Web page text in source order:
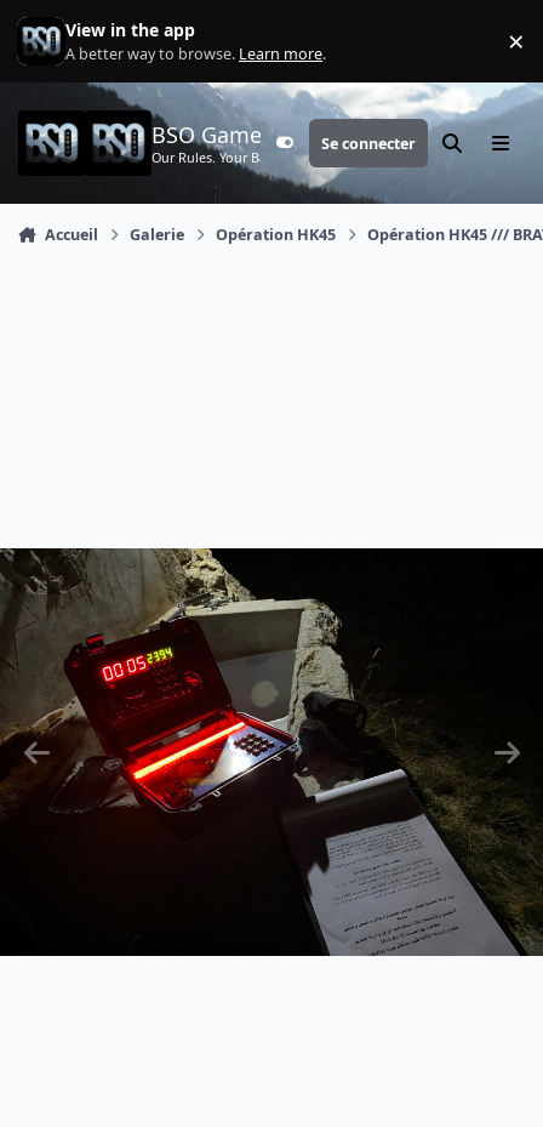
Aller au contenu
View in the app
A better way to browse. Learn more. ×
BSO Games
Our Rules. Your Battle.Customizer
Se connecter Rechercher
Menu
Accueil Galerie Opération HK45 Opération HK45 ///